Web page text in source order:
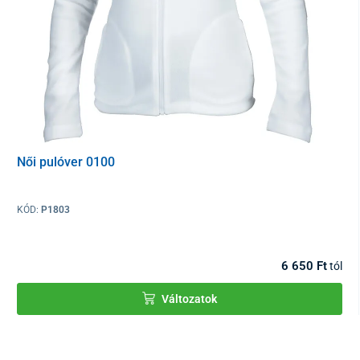
Női pulóver 0100
KÓD: P1803
6 650 Fttól
Változatok